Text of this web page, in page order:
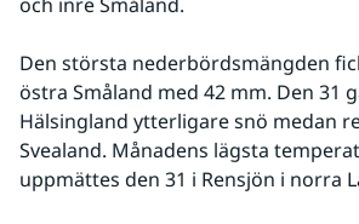
Den största nederbördsmängden
östra Småland med 42 mm. Den 31
Hälsingland ytterligare snö medan
Svealand. Månadens lägsta
uppmättes den 31 i Rensjön i norra